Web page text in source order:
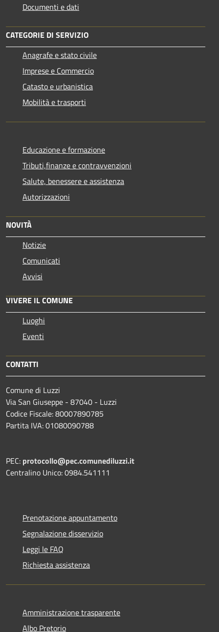
Documenti e dati
CATEGORIE DI SERVIZIO
Anagrafe e stato civile
Imprese e Commercio
Catasto e urbanistica
Mobilità e trasporti
Educazione e formazione
Tributi,finanze e contravvenzioni
Salute, benessere e assistenza
Autorizzazioni
NOVITÀ
Notizie
Comunicati
Avvisi
VIVERE IL COMUNE
Luoghi
Eventi
CONTATTI
Comune di Luzzi
Via San Giuseppe - 87040 - Luzzi
Codice Fiscale: 80007890785
Partita IVA: 01080090788
PEC: protocollo@pec.comunediluzzi.it
Centralino Unico: 0984.541111
Prenotazione appuntamento
Segnalazione disservizio
Leggi le FAQ
Richiesta assistenza
Amministrazione trasparente
Albo Pretorio